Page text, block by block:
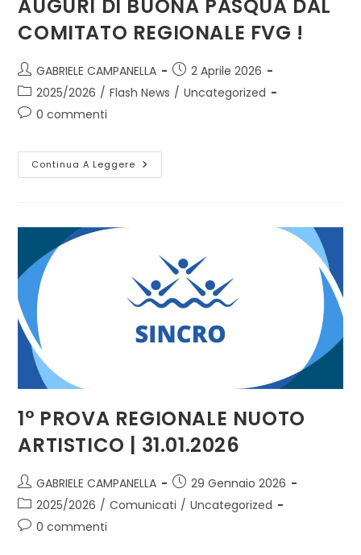
AUGURI DI BUONA PASQUA DAL
COMITATO REGIONALE FVG !
GABRIELE CAMPANELLA
2 Aprile 2026
2025/2026 / Flash News / Uncategorized
0 commenti
Continua A Leggere
1° PROVA REGIONALE NUOTO
ARTISTICO | 31.01.2026
GABRIELE CAMPANELLA
29 Gennaio 2026
2025/2026 / Comunicati / Uncategorized
0 commenti